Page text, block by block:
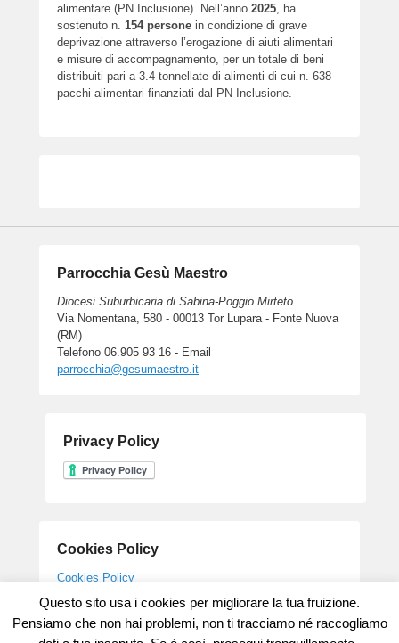
alimentare (PN Inclusione). Nell’anno 2025, ha
sostenuto n. 154 persone in condizione di grave
deprivazione attraverso l’erogazione di aiuti alimentari
e misure di accompagnamento, per un totale di beni
distribuiti pari a 3.4 tonnellate di alimenti di cui n. 638
pacchi alimentari finanziati dal PN Inclusione.
Parrocchia Gesù Maestro
Diocesi Suburbicaria di Sabina-Poggio Mirteto
Via Nomentana, 580 - 00013 Tor Lupara - Fonte Nuova
(RM)
Telefono 06.905 93 16 - Email
parrocchia@gesumaestro.it
Privacy Policy
Cookies Policy
Cookies Policy
Questo sito usa i cookies per migliorare la tua fruizione.
Pensiamo che non hai problemi, non ti tracciamo né raccogliamo